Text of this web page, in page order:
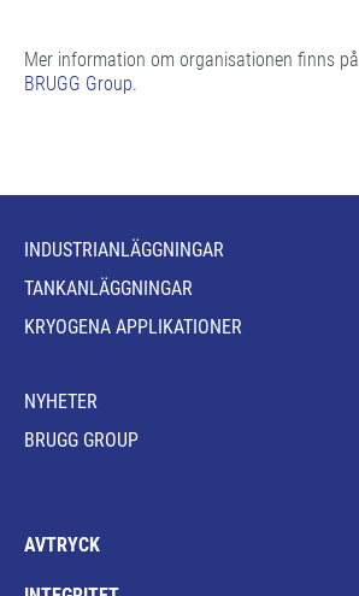
Mer information om organisationen finns på
BRUGG Group.
INDUSTRIANLÄGGNINGAR
TANKANLÄGGNINGAR
KRYOGENA APPLIKATIONER
NYHETER
BRUGG GROUP
AVTRYCK